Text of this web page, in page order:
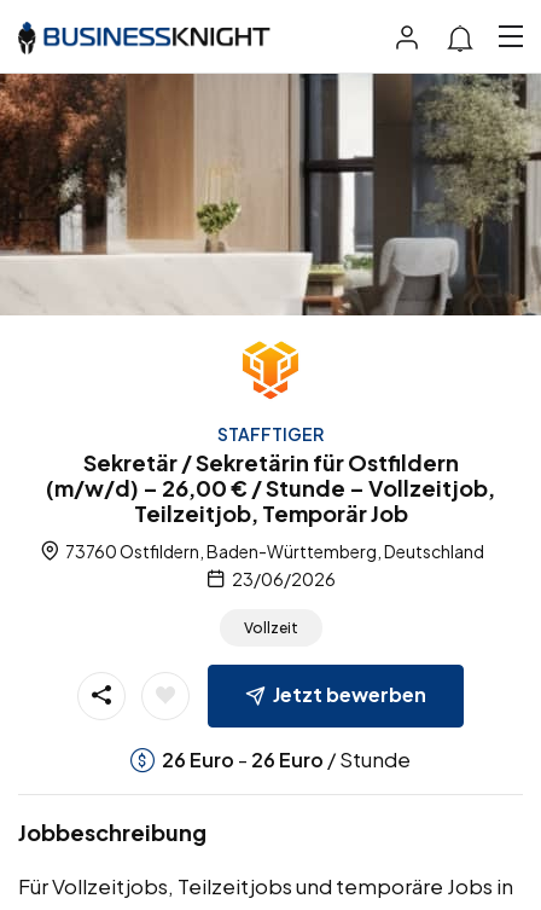
STAFFTIGER
Sekretär / Sekretärin für Ostfildern
(m/w/d) – 26,00 € / Stunde – Vollzeitjob,
Teilzeitjob, Temporär Job
73760 Ostfildern, Baden-Württemberg, Deutschland
23/06/2026
Vollzeit
Jetzt bewerben
26 Euro - 26 Euro / Stunde
Jobbeschreibung
Für Vollzeitjobs, Teilzeitjobs und temporäre Jobs in